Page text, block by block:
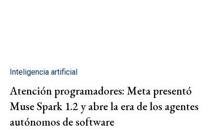
Inteligencia artificial
Atención programadores: Meta presentó
Muse Spark 1.2 y abre la era de los agentes
autónomos de software